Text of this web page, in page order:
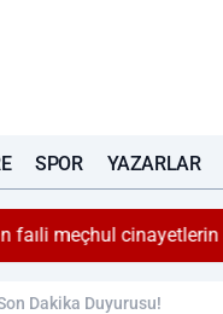
SPOR YAZARLAR
faıli meçhul
Dakika Duyurusu!